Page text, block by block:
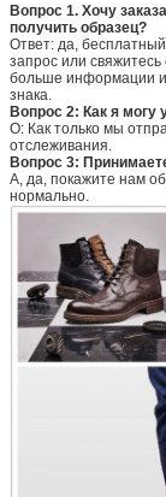
Вопрос 1. Хочу
получить образец?
Ответ: да,
запрос или
больше информации и
знака.
Вопрос 2: Как я могу
О: Как только мы
отслеживания.
Вопрос 3:
А, да, покажите нам
нормально.